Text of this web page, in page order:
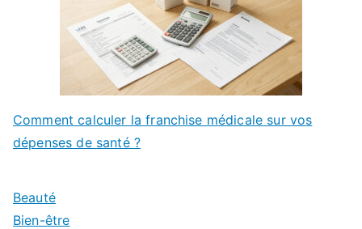
Comment calculer la franchise médicale sur vos
dépenses de santé ?
Beauté
Bien-être